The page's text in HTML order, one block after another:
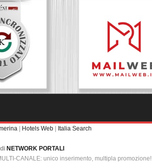
| Hotels Web | Italia Search
NETWORK PORTALI
CANALE: unico inserimento, multipla promozione!